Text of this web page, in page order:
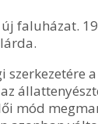
faluházat.
szerkezetére a
mód